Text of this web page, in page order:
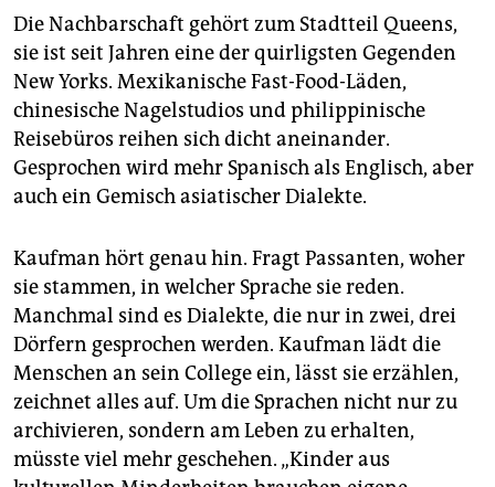
Die Nachbarschaft gehört zum Stadtteil Queens,
sie ist seit Jahren eine der quirligsten Gegenden
New Yorks. Mexikanische Fast-Food-Läden,
chinesische Nagelstudios und philippinische
Reisebüros reihen sich dicht aneinander.
Gesprochen wird mehr Spanisch als Englisch, aber
auch ein Gemisch asiatischer Dialekte.
Kaufman hört genau hin. Fragt Passanten, woher
sie stammen, in welcher Sprache sie reden.
Manchmal sind es Dialekte, die nur in zwei, drei
Dörfern gesprochen werden. Kaufman lädt die
Menschen an sein College ein, lässt sie erzählen,
zeichnet alles auf. Um die Sprachen nicht nur zu
archivieren, sondern am Leben zu erhalten,
müsste viel mehr geschehen. „Kinder aus